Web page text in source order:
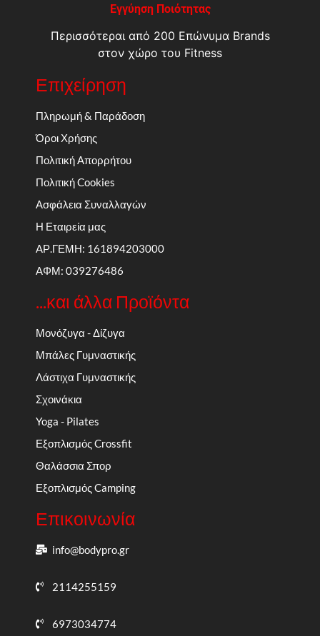
Εγγύηση Ποιότητας
Περισσότεραι από 200 Επώνυμα Brands
στον χώρο του Fitness
Επιχείρηση
Πληρωμή & Παράδοση
Όροι Χρήσης
Πολιτική Απορρήτου
Πολιτική Cookies
Ασφάλεια Συναλλαγών
Η Εταιρεία μας
ΑΡ.ΓΕΜΗ: 161894203000
ΑΦΜ: 039276486
...και άλλα Προϊόντα
Μονόζυγα - Δίζυγα
Μπάλες Γυμναστικής
Λάστιχα Γυμναστικής
Σχοινάκια
Yoga - Pilates
Εξοπλισμός Crossfit
Θαλάσσια Σπορ
Εξοπλισμός Camping
Επικοινωνία
info@bodypro.gr
2114255159
6973034774